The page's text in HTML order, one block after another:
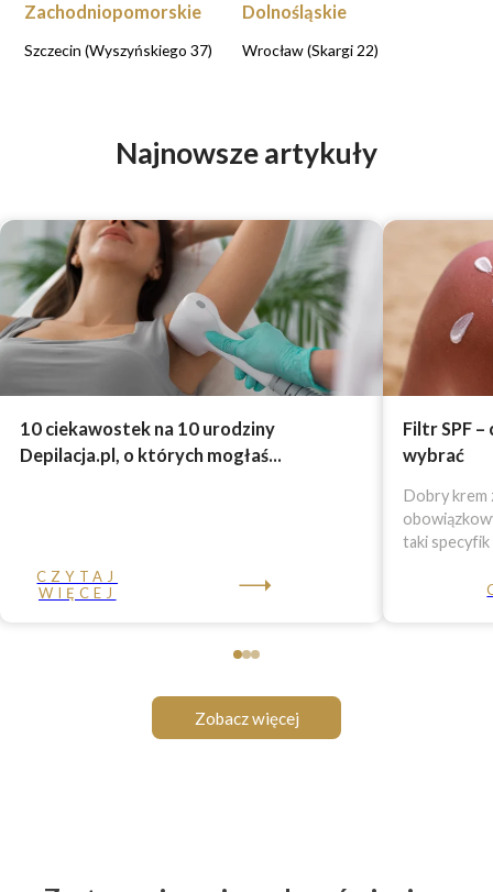
Zachodniopomorskie
Szczecin (Wyszyńskiego 37)
Dolnośląskie
Wrocław (Skargi 22)
Najnowsze artykuły
10 ciekawostek na 10 urodziny
Depilacja.pl, o których mogłaś...
CZYTAJ
WIĘCEJ
Filtr SPF
wybrać
Dobry krem
taki specyfik
Zobacz więcej